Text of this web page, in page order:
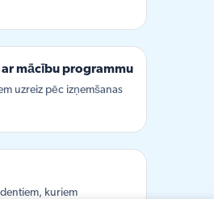
mācību programmu
uzreiz pēc izņemšanas
kuriem